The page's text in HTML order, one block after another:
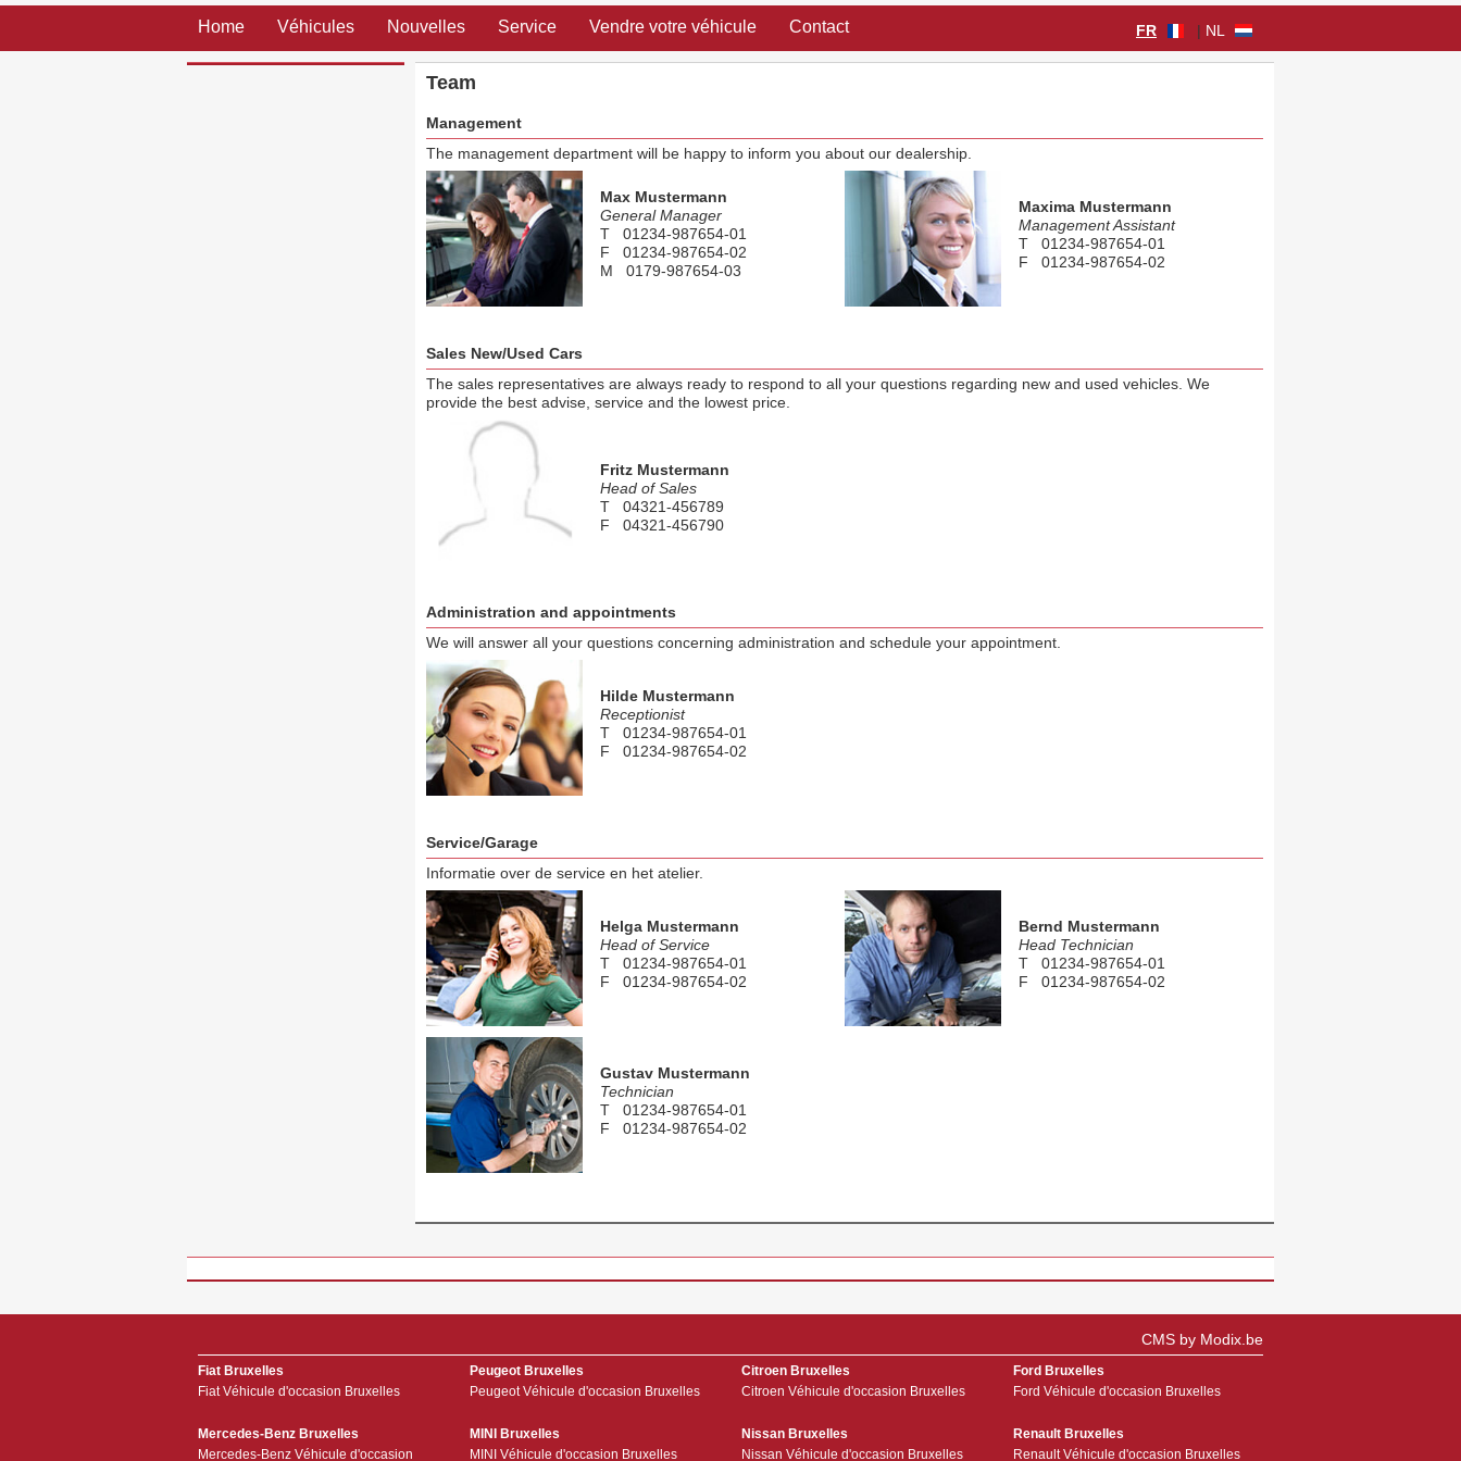
Home Véhicules Nouvelles Service Vendre votre véhicule Contact FR | NL
Team
Management
The management department will be happy to inform you about our dealership.
Max Mustermann
General Manager
T 01234-987654-01
F 01234-987654-02
M 0179-987654-03
Maxima Mustermann
Management Assistant
T 01234-987654-01
F 01234-987654-02
Sales New/Used Cars
The sales representatives are always ready to respond to all your questions regarding new and used vehicles. We
provide the best advise, service and the lowest price.
Fritz Mustermann
Head of Sales
T 04321-456789
F 04321-456790
Administration and appointments
We will answer all your questions concerning administration and schedule your appointment.
Hilde Mustermann
Receptionist
T 01234-987654-01
F 01234-987654-02
Service/Garage
Informatie over de service en het atelier.
Helga Mustermann
Head of Service
T 01234-987654-01
F 01234-987654-02
Bernd Mustermann
Head Technician
T 01234-987654-01
F 01234-987654-02
Gustav Mustermann
Technician
T 01234-987654-01
F 01234-987654-02
CMS by Modix.be
Fiat Bruxelles
Fiat Véhicule d'occasion Bruxelles
Peugeot Bruxelles
Peugeot Véhicule d'occasion Bruxelles
Citroen Bruxelles
Citroen Véhicule d'occasion Bruxelles
Ford Bruxelles
Ford Véhicule d'occasion Bruxelles
Mercedes-Benz Bruxelles
Mercedes-Benz Véhicule d'occasion
MINI Bruxelles
MINI Véhicule d'occasion Bruxelles
Nissan Bruxelles
Nissan Véhicule d'occasion Bruxelles
Renault Bruxelles
Renault Véhicule d'occasion Bruxelles